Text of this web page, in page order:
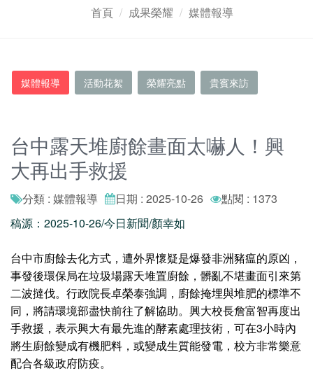
首頁 成果榮耀 媒體報導
媒體報導 活動花絮 榮耀亮點 貴賓來訪
台中露天堆廚餘畫面太嚇人！興
大再出手救援
分類 : 媒體報導 日期 : 2025-10-26
點閱 : 1373
稿源：2025-10-26/今日新聞/顏幸如
台中市廚餘去化方式，遭外界懷疑是爆發非洲豬瘟的原凶，
事發後環保局在垃圾場露天堆置廚餘，髒亂不堪畫面引來第
二波撻伐。行政院長卓榮泰強調，廚餘掩埋與堆肥的標準不
同，將請環境部盡快前往了解協助。興大校長詹富智再度出
手救援，表示興大有最先進的酵素處理技術，可在3小時內
將生廚餘變成有機肥料，或變成生質能發電，校方非常樂意
配合各級政府防疫。